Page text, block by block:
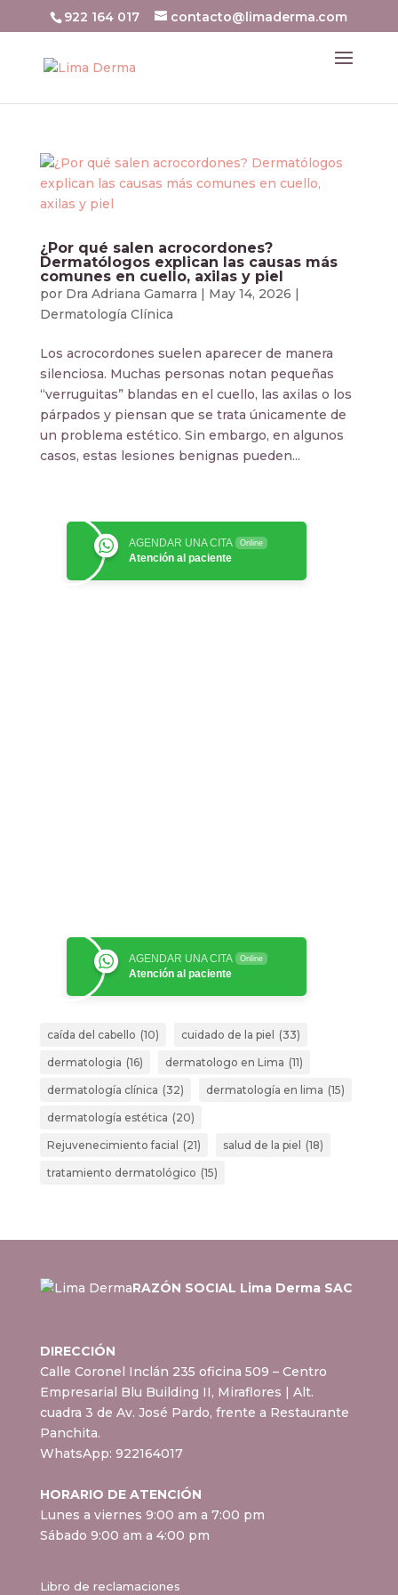
922 164 017 contacto@limaderma.com
¿Por qué salen acrocordones?
Dermatólogos explican las causas más
comunes en cuello, axilas y piel
por Dra Adriana Gamarra | May 14, 2026 |
Dermatología Clínica
Los acrocordones suelen aparecer de manera
silenciosa. Muchas personas notan pequeñas
“verruguitas” blandas en el cuello, las axilas o los
párpados y piensan que se trata únicamente de
un problema estético. Sin embargo, en algunos
casos, estas lesiones benignas pueden...
AGENDAR UNA CITA Online
Atención al paciente
AGENDAR UNA CITA Online
Atención al paciente
caída del cabello (10) cuidado de la piel (33)
dermatologia (16) dermatologo en Lima (11)
dermatología clínica (32) dermatología en lima (15)
dermatología estética (20)
Rejuvenecimiento facial (21) salud de la piel (18)
tratamiento dermatológico (15)
RAZÓN SOCIAL Lima Derma SAC
DIRECCIÓN
Calle Coronel Inclán 235 oficina 509 – Centro
Empresarial Blu Building II, Miraflores | Alt.
cuadra 3 de Av. José Pardo, frente a Restaurante
Panchita.
WhatsApp: 922164017
HORARIO DE ATENCIÓN
Lunes a viernes 9:00 am a 7:00 pm
Sábado 9:00 am a 4:00 pm
Libro de reclamaciones